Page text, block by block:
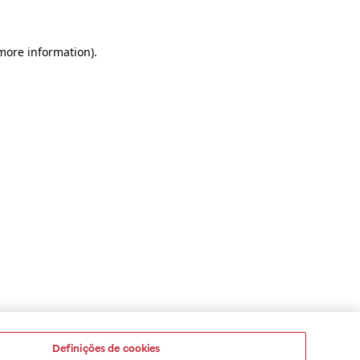
information).
Definições de cookies